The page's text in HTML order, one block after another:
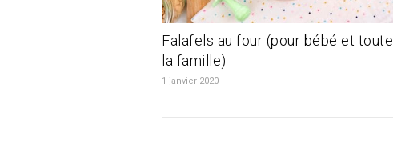
Falafels au four (pour bébé et toute
la famille)
1 janvier 2020